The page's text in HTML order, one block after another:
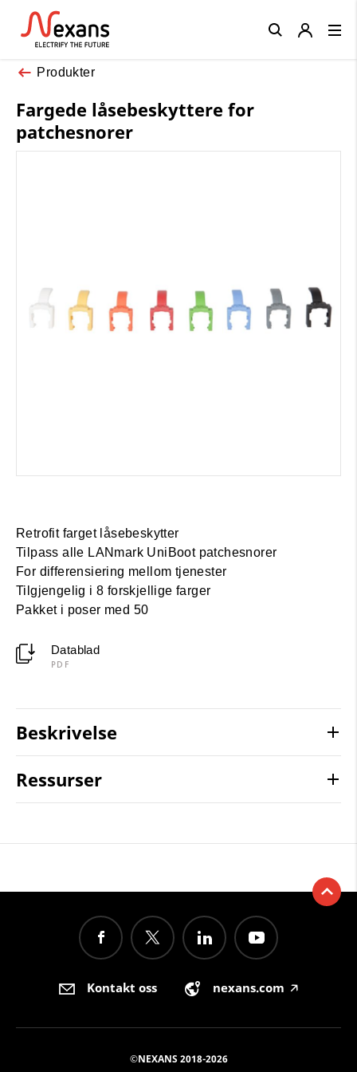
Produkter
Fargede låsebeskyttere for
patchesnorer
Retrofit farget låsebeskytter
Tilpass alle LANmark UniBoot patchesnorer
For differensiering mellom tjenester
Tilgjengelig i 8 forskjellige farger
Pakket i poser med 50
Datablad
PDF
Beskrivelse
Ressurser
Close
Kontakt oss nexans.com 🡥
©NEXANS 2018-2026